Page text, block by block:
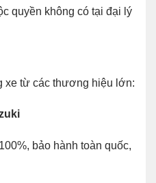
quyền không có tại đại lý
xe từ các thương hiệu lớn:
bảo hành toàn quốc,